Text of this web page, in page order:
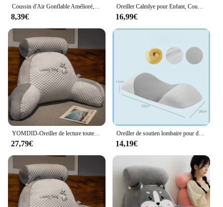
Coussin d'Air Gonflable Amélioré, Oreiller de Voyage, de Sauna, Repose-ruisseau, pour Avion, Voiture, Bureau, Sieste
8,39€
Oreiller Calmlye pour Enfant, Coussin Ergonomique, Respirant et Respectueux de la Peau, pour un Sommeil Meilleur et Plus Sain
16,99€
YOMDID-Oreiller de lecture toutes saisons, coussin de dossier de chevet pour canapé de bureau, coussins de soutien lombaire pour chaise et lit, dossier avec repos pour sauna
27,79€
Oreiller de soutien lombaire pour dormir, mousse à mémoire de forme, coussin de soutien dorsal, oreiller de lit, soutien de la taille, dormeurs dorsaux
14,19€